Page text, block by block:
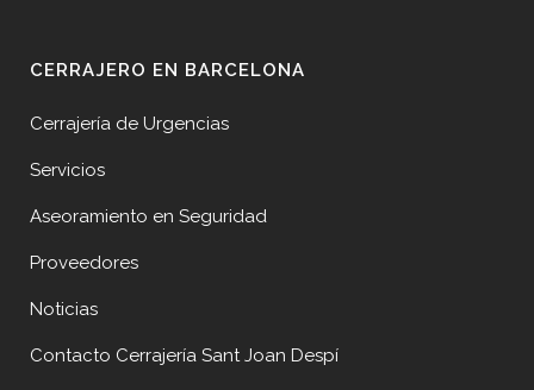
CERRAJERO EN BARCELONA
Cerrajería de Urgencias
Servicios
Aseoramiento en Seguridad
Proveedores
Noticias
Contacto Cerrajería Sant Joan Despí